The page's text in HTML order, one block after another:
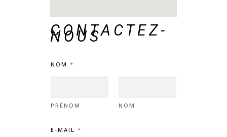
CONTACTEZ-
NOUS
NOM *
PRÉNOM NOM
E-MAIL *